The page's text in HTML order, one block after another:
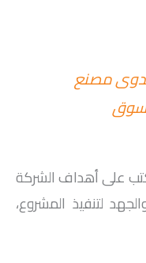
مصنع
على أهداف الشركة
لتنفيذ المشروع،